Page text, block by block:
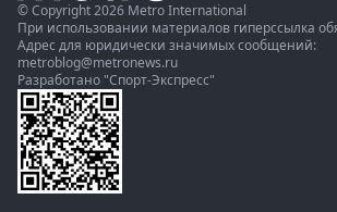
© Copyright 2026 Metro International
При использовании материалов гиперссылка
Адрес для юридически значимых сообщений:
metroblog@metronews.ru
Разработано "Спорт-Экспресс"